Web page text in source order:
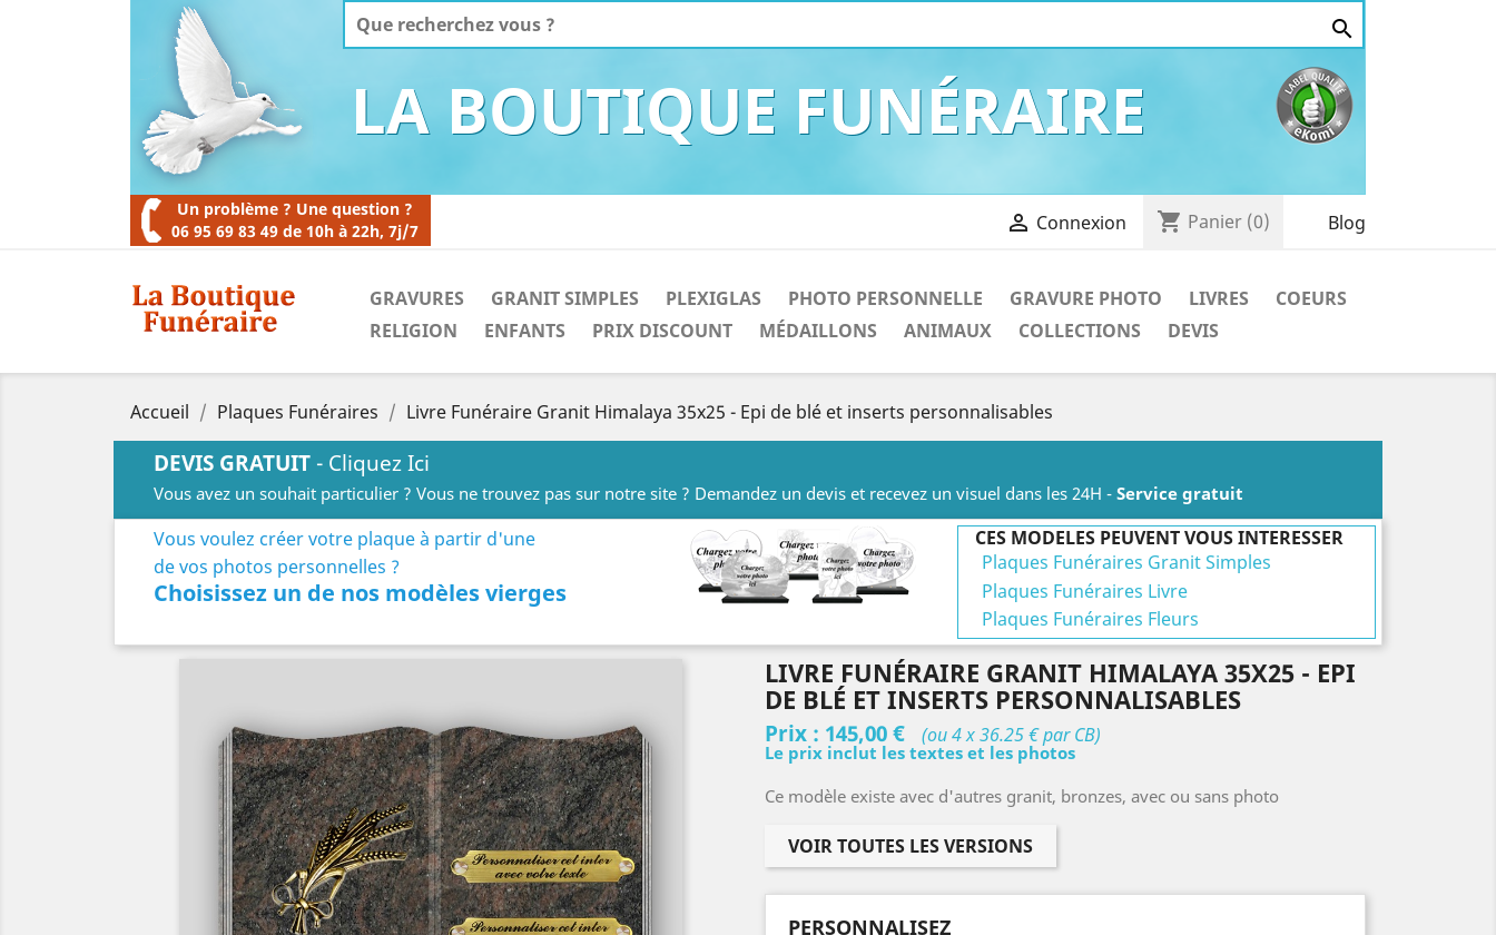

LA BOUTIQUE FUNÉRAIRE
Un problème ? Une question ?
06 95 69 83 49 de 10h à 22h, 7j/7
 Connexion shopping_cart Panier (0) Blog
GRAVURES GRANIT SIMPLES PLEXIGLAS PHOTO PERSONNELLE GRAVURE PHOTO LIVRES
COEURS
RELIGION
ENFANTS PRIX DISCOUNT MÉDAILLONS ANIMAUX COLLECTIONS DEVIS
Accueil Plaques Funéraires Livre Funéraire Granit Himalaya 35x25 - Epi de blé et inserts personnalisables
DEVIS GRATUIT - Cliquez Ici
Vous avez un souhait particulier ? Vous ne trouvez pas sur notre site ? Demandez un devis et recevez un visuel dans les 24H - Service gratuit
Vous voulez créer votre plaque à partir d'une
de vos photos personnelles ?
Choisissez un de nos modèles vierges
CES MODELES PEUVENT VOUS INTERESSER
Plaques Funéraires Granit Simples
Plaques Funéraires Livre
Plaques Funéraires Fleurs
LIVRE FUNÉRAIRE GRANIT HIMALAYA 35X25 - EPI
DE BLÉ ET INSERTS PERSONNALISABLES
Prix : 145,00 € (ou 4 x 36.25 € par CB)
Le prix inclut les textes et les photos
Ce modèle existe avec d'autres granit, bronzes, avec ou sans photo
VOIR TOUTES LES VERSIONS
PERSONNALISEZ